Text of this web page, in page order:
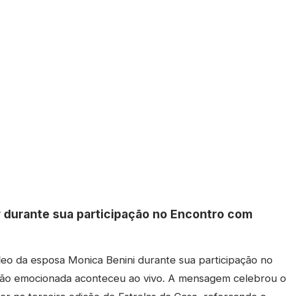
sua participação no Encontro com
da esposa Monica Benini durante sua participação no
emocionada aconteceu ao vivo. A mensagem celebrou o